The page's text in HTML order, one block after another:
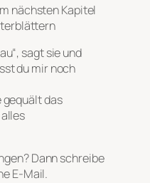
nächsten Kapitel
sagt sie und
du mir noch
gequält das
Dann schreibe
E-Mail.